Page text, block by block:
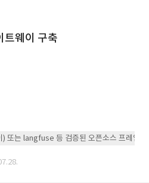
트웨이 구축
또는 langfuse 등 검증된 오픈소스 프레임워